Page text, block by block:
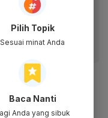
nyaman dan nikmati
Pilih Topik
Sesuai minat Anda
Baca Nanti
Anda yang sibuk